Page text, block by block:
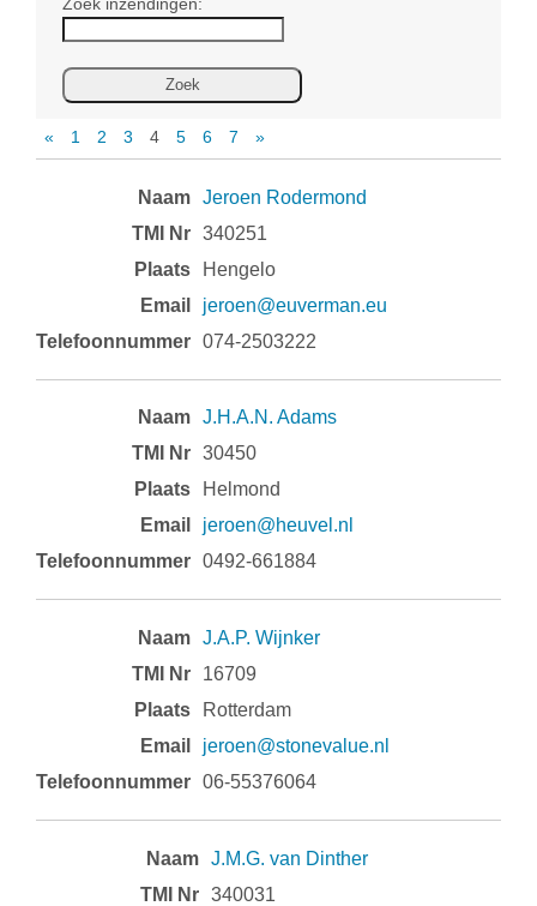
« 1 2 3 4 5 6 7
»
Jeroen Rodermond
340251
Hengelo
jeroen@euverman.eu
074-2503222
J.H.A.N. Adams
30450
Helmond
jeroen@heuvel.nl
0492-661884
J.A.P. Wijnker
16709
Rotterdam
jeroen@stonevalue.nl
06-55376064
J.M.G. van Dinther
340031